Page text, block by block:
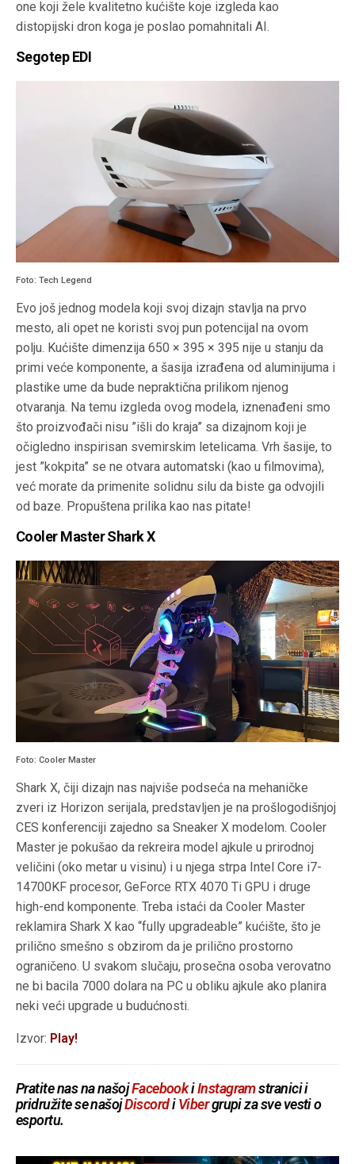
one koji žele kvalitetno kućište koje izgleda kao
distopijski dron koga je poslao pomahnitali AI.
Segotep EDI
Foto: Tech Legend
Evo još jednog modela koji svoj dizajn stavlja na prvo
mesto, ali opet ne koristi svoj pun potencijal na ovom
polju. Kućište dimenzija 650 × 395 × 395 nije u stanju da
primi veće komponente, a šasija izrađena od aluminijuma i
plastike ume da bude nepraktična prilikom njenog
otvaranja. Na temu izgleda ovog modela, iznenađeni smo
što proizvođači nisu ”išli do kraja” sa dizajnom koji je
očigledno inspirisan svemirskim letelicama. Vrh šasije, to
jest ”kokpita” se ne otvara automatski (kao u filmovima),
već morate da primenite solidnu silu da biste ga odvojili
od baze. Propuštena prilika kao nas pitate!
Cooler Master Shark X
Foto: Cooler Master
Shark X, čiji dizajn nas najviše podseća na mehaničke
zveri iz Horizon serijala, predstavljen je na prošlogodišnjoj
CES konferenciji zajedno sa Sneaker X modelom. Cooler
Master je pokušao da rekreira model ajkule u prirodnoj
veličini (oko metar u visinu) i u njega strpa Intel Core i7-
14700KF procesor, GeForce RTX 4070 Ti GPU i druge
high-end komponente. Treba istaći da Cooler Master
reklamira Shark X kao “fully upgradeable” kućište, što je
prilično smešno s obzirom da je prilično prostorno
ograničeno. U svakom slučaju, prosečna osoba verovatno
ne bi bacila 7000 dolara na PC u obliku ajkule ako planira
neki veći upgrade u budućnosti.
Izvor: Play!
Pratite nas na našojFacebookiInstagramstranici i
pridružite se našojDiscordiVibergrupi za sve vesti o
esportu.